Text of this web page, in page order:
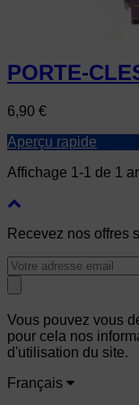
PORTE-
Prix
6,90 €
Aperçu rapide
Affichage 1-1 de 1
Recevez nos offres
Vous pouvez vous
pour cela nos
d'utilisation du site.
Français